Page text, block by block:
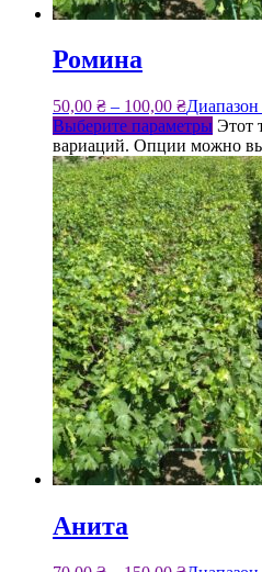
Ромина
50,00 ₴ – 100,00 ₴
Выберите параметры Этот
вариаций. Опции можно
Анита